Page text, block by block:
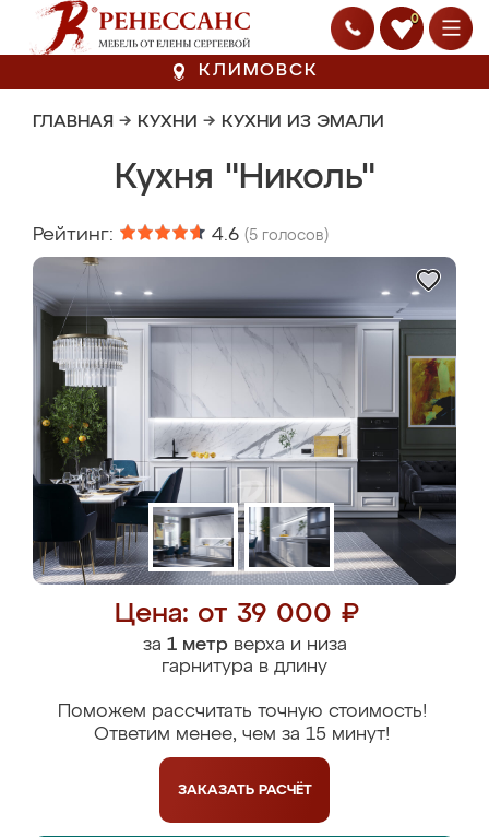
0
КЛИМОВСК
ГЛАВНАЯ → КУХНИ → КУХНИ ИЗ ЭМАЛИ
Кухня "Николь"
Рейтинг: 4.6 (5 голосов)
Цена: от 39 000 ₽
за 1 метрверха и низа
гарнитура в длину
Поможем рассчитать точную стоимость!
Ответим менее, чем за 15 минут!
ЗАКАЗАТЬ РАСЧЁТ